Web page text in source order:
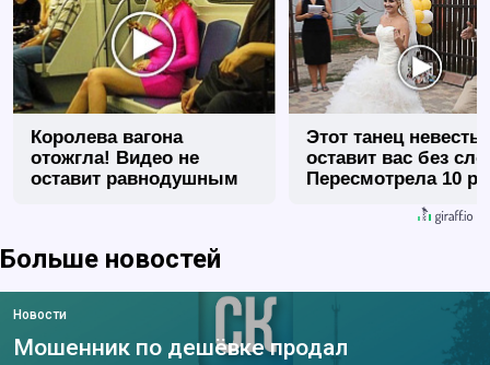
Королева вагона
отожгла! Видео не
оставит равнодушным
Этот танец невесты
оставит вас без
Пересмотрела 10
Больше новостей
Новости
Мошенник по дешёвке продал